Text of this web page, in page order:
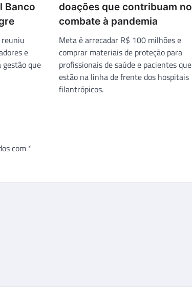
Banco
e
que
doações que contribuam no
combate à pandemia
Meta é arrecadar R$ 100 milhões e
comprar materiais de proteção para
profissionais de saúde e pacientes que
estão na linha de frente dos hospitais
filantrópicos.
com *